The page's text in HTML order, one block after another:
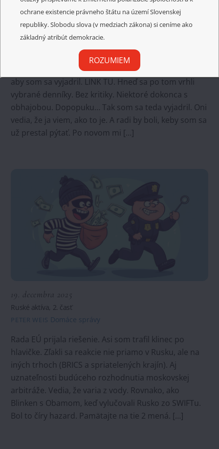
ochrane existencie právneho štátu na území Slovenskej
republiky. Slobodu slova (v medziach zákona) si ceníme ako
základný atribút demokracie.
ROZUMIEM
20. decembra 2025
BMC SAV a nová štúdia
Domáce správy
Kolega mi poslal link, že dačo predsa opublikovali. A
aby som sa vyjadril. LINK TU. Hneď sa po tom vrhli
vybrané denníky. Bez kritiky. Niektoré dokonca s
obhajobou. Dopopuku… Tak som sa teda vyjadril. Oni
vedia, že ja viem, ako to je. A radi by boli, keby som sa
už prestal pýtať. Po novom mi […]
19. decembra 2025
Ruské aktíva, 2. časť
PETER WEIS Domáce správy
Rada EÚ prijala riešenie. Asi som trafil klinec po
hlavičke. Zľakli sa reakcie nie priamo v Rusku, ale na
iných trhoch (BRICS a spriatelených krajín). Aj
uznateľnosti budúceho rozhodnutia moskovskej
arbitráže. Vedia, že varia z vody. Rovnako, ako
Blinken s Obamom, keď vylučovali Rusko zo SWIFTu.
Bol to číry hazard. Pamätajte na tie 2 mená. […]